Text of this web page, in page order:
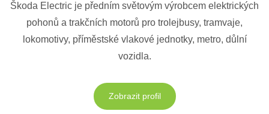
Škoda Electric je předním světovým výrobcem elektrických
pohonů a trakčních motorů pro trolejbusy, tramvaje,
lokomotivy, příměstské vlakové jednotky, metro, důlní
vozidla.
Zobrazit profil